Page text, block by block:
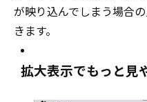
が映り込んでしまう場合
きます。
拡大表示でもっと見